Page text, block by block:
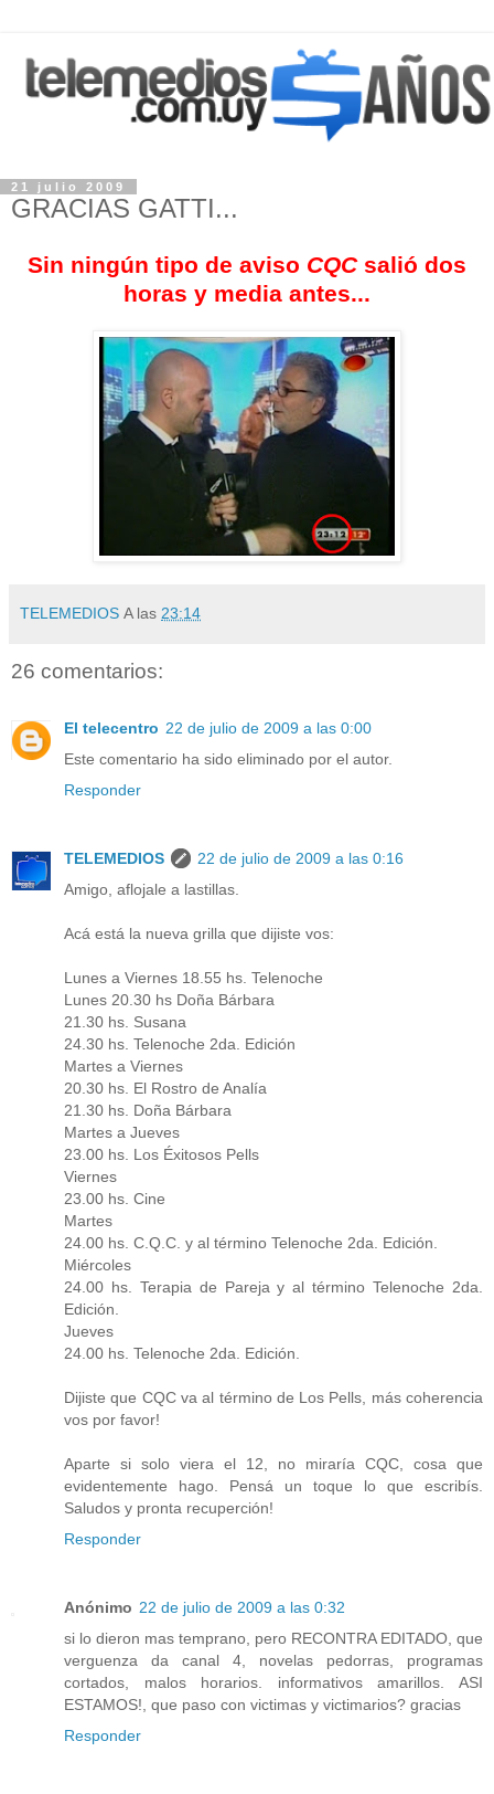
21 julio 2009
GRACIAS GATTI...
Sin ningún tipo de aviso CQC salió dos
horas y media antes...
TELEMEDIOS A las 23:14
26 comentarios:
El telecentro 22 de julio de 2009 a las 0:00
Este comentario ha sido eliminado por el autor.
Responder
TELEMEDIOS
22 de julio de 2009 a las 0:16
Amigo, aflojale a lastillas.
Acá está la nueva grilla que dijiste vos:
Lunes a Viernes 18.55 hs. Telenoche
Lunes 20.30 hs Doña Bárbara
21.30 hs. Susana
24.30 hs. Telenoche 2da. Edición
Martes a Viernes
20.30 hs. El Rostro de Analía
21.30 hs. Doña Bárbara
Martes a Jueves
23.00 hs. Los Éxitosos Pells
Viernes
23.00 hs. Cine
Martes
24.00 hs. C.Q.C. y al término Telenoche 2da. Edición.
Miércoles
24.00 hs. Terapia de Pareja y al término Telenoche 2da.
Edición.
Jueves
24.00 hs. Telenoche 2da. Edición.
Dijiste que CQC va al término de Los Pells, más coherencia
vos por favor!
Aparte si solo viera el 12, no miraría CQC, cosa que
evidentemente hago. Pensá un toque lo que escribís.
Saludos y pronta recuperción!
Responder
Anónimo 22 de julio de 2009 a las 0:32
si lo dieron mas temprano, pero RECONTRA EDITADO, que
verguenza da canal 4, novelas pedorras, programas
cortados, malos horarios. informativos amarillos. ASI
ESTAMOS!, que paso con victimas y victimarios? gracias
Responder